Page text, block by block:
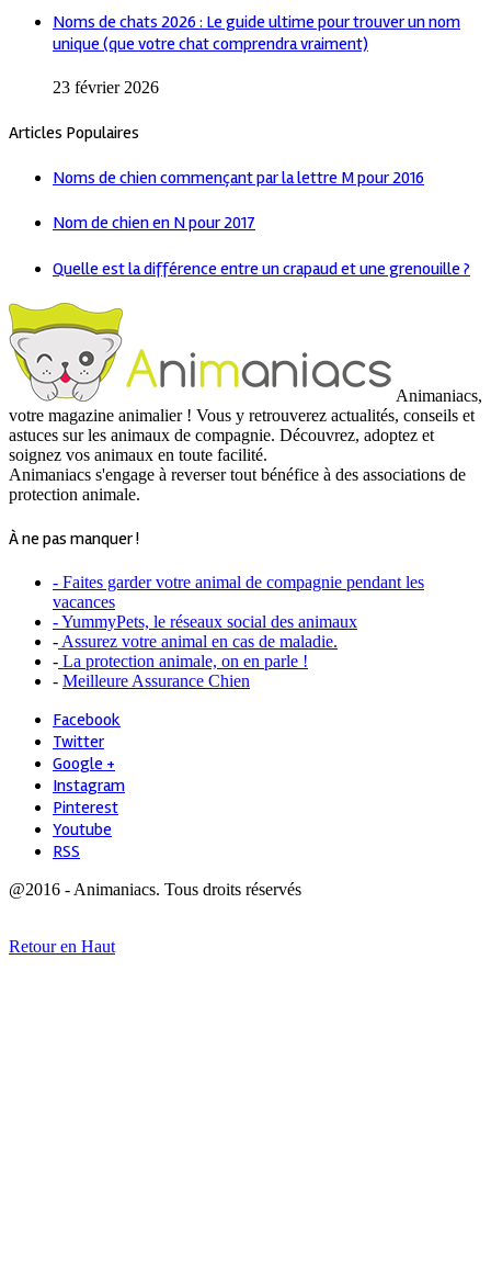
Noms de chats 2026 : Le guide ultime pour trouver un nom
unique (que votre chat comprendra vraiment)
23 février 2026
Articles Populaires
Noms de chien commençant par la lettre M pour 2016
Nom de chien en N pour 2017
Quelle est la différence entre un crapaud et une grenouille ?
Animaniacs,
votre magazine animalier ! Vous y retrouverez actualités, conseils et
astuces sur les animaux de compagnie. Découvrez, adoptez et
soignez vos animaux en toute facilité.
Animaniacs s'engage à reverser tout bénéfice à des associations de
protection animale.
À ne pas manquer !
- Faites garder votre animal de compagnie pendant les
vacances
- YummyPets, le réseaux social des animaux
- Assurez votre animal en cas de maladie.
- La protection animale, on en parle !
- Meilleure Assurance Chien
Facebook
Twitter
Google +
Instagram
Pinterest
Youtube
RSS
@2016 - Animaniacs. Tous droits réservés
Retour en Haut